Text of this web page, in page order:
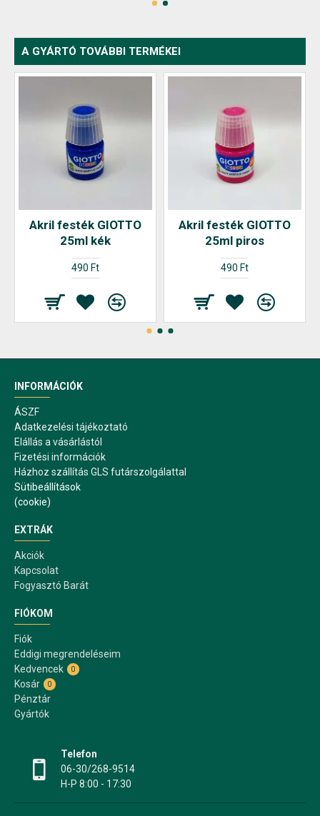
A GYÁRTÓ TOVÁBBI TERMÉKEI
Akril festék GIOTTO
25ml kék
490 Ft
Akril festék GIOTTO
25ml piros
490 Ft
INFORMÁCIÓK
ÁSZF
Adatkezelési tájékoztató
Elállás a vásárlástól
Fizetési információk
Házhoz szállítás GLS futárszolgálattal
Sütibeállítások
(cookie)
EXTRÁK
Akciók
Kapcsolat
Fogyasztó Barát
FIÓKOM
Fiók
Eddigi megrendeléseim
Kedvencek
0
Kosár 0
Pénztár
Gyártók
Telefon
06-30/268-9514
H-P 8:00 - 17:30